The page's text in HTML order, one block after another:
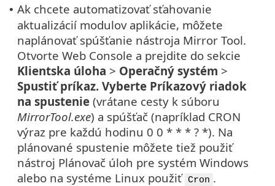
• Ak chcete automatizovať sťahovanie
aktualizácií modulov aplikácie, môžete
naplánovať spúšťanie nástroja Mirror Tool.
Otvorte Web Console a prejdite do sekcie
Klientska úloha > Operačný systém >
Spustiť príkaz. Vyberte Príkazový riadok
na spustenie (vrátane cesty k súboru
MirrorTool.exe) a spúšťač (napríklad CRON
výraz pre každú hodinu 0 0 * * * ? *). Na
plánované spustenie môžete tiež použiť
nástroj Plánovač úloh pre systém Windows
alebo na systéme Linux použiť Cron .